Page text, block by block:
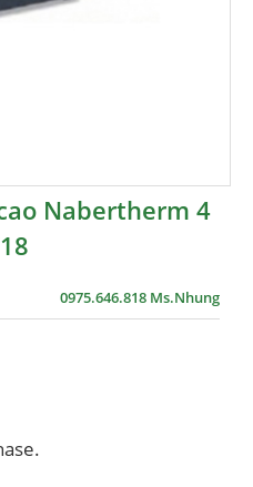
Nabertherm 4
0975.646.818 Ms.Nhung